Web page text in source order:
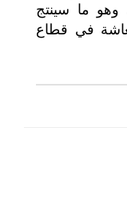
وهو ما سينتج
في قطاع